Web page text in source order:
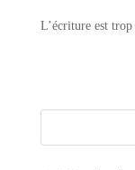
L’écriture est